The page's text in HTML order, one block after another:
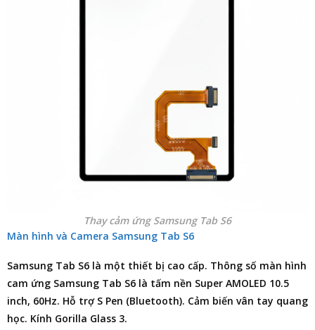
Thay cảm ứng Samsung Tab S6
Màn hình và Camera Samsung Tab S6
Samsung Tab S6 là một thiết bị cao cấp. Thông số màn hình
cam ứng Samsung Tab S6 là tấm nền Super AMOLED 10.5
inch, 60Hz. Hỗ trợ S Pen (Bluetooth). Cảm biến vân tay quang
học. Kính Gorilla Glass 3.